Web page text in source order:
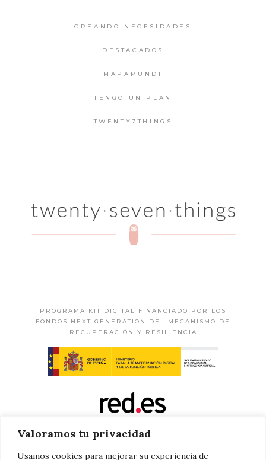
Valoramos tu privacidad
Usamos cookies para mejorar su experiencia de
CREANDO NECESIDADES
DESTACADOS
MAPAMUNDI
TENGO UN PLAN
TWENTY7THINGS
PROGRAMA KIT DIGITAL FINANCIADO POR LOS
FONDOS NEXT GENERATION DEL MECANISMO DE
RECUPERACIÓN Y RESILIENCIA